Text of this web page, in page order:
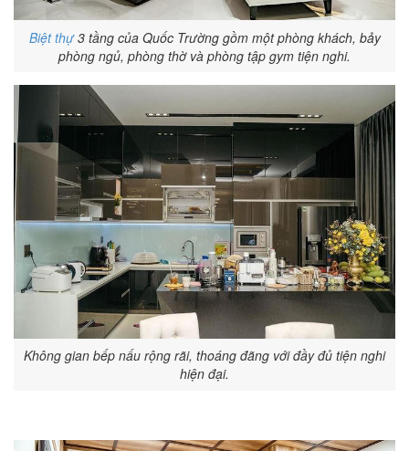
Biệt thự3 tầng của Quốc Trường gồm một phòng khách, bảy
phòng ngủ, phòng thờ và phòng tập gym tiện nghi.
Không gian bếp nấu rộng rãi, thoáng đãng với đầy đủ tiện nghi
hiện đại.